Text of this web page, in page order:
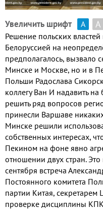
Увеличить шрифт А А
Решение польских
Белоруссией на
предполагалось, вызвало
Минске и Москве, но и в
Польши Радослава
коллегу Ван И надавить
решить ряд вопросов
принесли Варшаве
Минске решили
собственных интересах,
Пекином на фоне явно
отношении двух стран.
сентября встреча
Постоянного комитета
партии Китая, секретарем
проверке дисциплины